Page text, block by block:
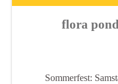
flora
Sommerfest: